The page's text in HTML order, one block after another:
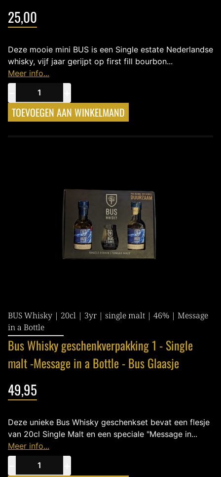
25,00
Deze mooie mini BUS is een Single estate Nederlandse
whisky, vijf jaar gerijpt op first fill bourbon...
Meer info...
TOEVOEGEN AAN WINKELMAND
BUS Whisky | 20cl | 3yr | single malt | 46% | Message
in a Bottle
Bus Whisky geschenkverpakking 1 - Single
malt -Message in a Bottle - Bus Glaasje
49,95
Deze unieke Bus Whisky geschenkset bevat een flesje
van 20cl Single Malt en een speciale "Message in...
Meer info...